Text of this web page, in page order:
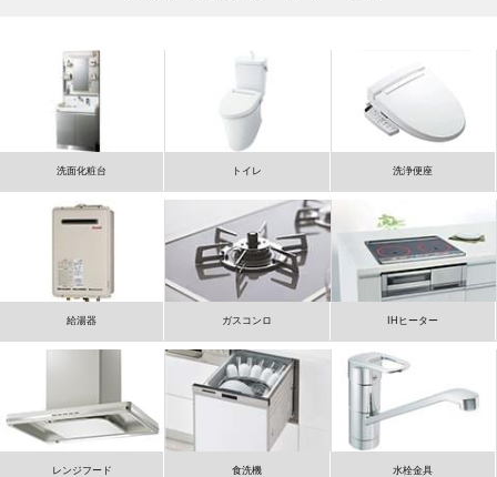
洗面化粧台 トイレ 洗浄便座
給湯器 ガスコンロ IHヒーター
レンジフード 食洗機 水栓金具